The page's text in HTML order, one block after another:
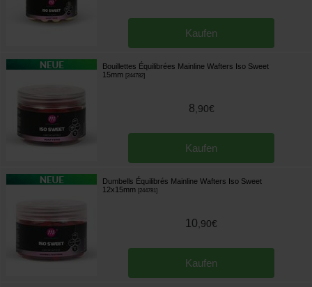
Kaufen
Bouillettes Équilibrées Mainline Wafters Iso Sweet
15mm [244782]
8 90€
Kaufen
Dumbells Équilibrés Mainline Wafters Iso Sweet
12x15mm [244781]
10 90€
Kaufen